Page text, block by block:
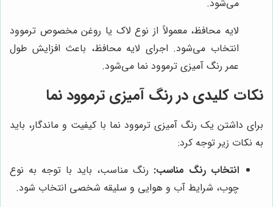
می‌شود.
لایه محافظ، معمولاً از نوع لاک یا روغن مخصوص ترموود
انتخاب می‌شود. اجرای لایه محافظ، باعث افزایش طول
عمر رنگ آمیزی ترموود نما می‌شود.
نکات کلیدی در رنگ آمیزی ترموود نما
برای داشتن یک رنگ آمیزی ترموود نما با کیفیت و ماندگار، باید
به نکات زیر توجه کرد:
انتخاب رنگ مناسب: رنگ مناسب، باید با توجه به نوع
چوب، شرایط آب و هوایی و سلیقه شخصی انتخاب شود.